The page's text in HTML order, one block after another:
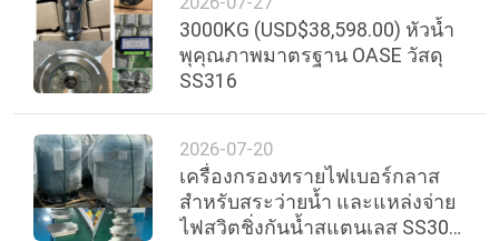
3000KG (USD$38,598.00) หัวน้ำ
พุคุณภาพมาตรฐาน OASE วัสดุ
SS316
2026-07-20
เครื่องกรองทรายไฟเบอร์กลาส
สำหรับสระว่ายน้ำ และแหล่งจ่าย
ไฟสวิตชิ่งกันน้ำสแตนเลส SS304